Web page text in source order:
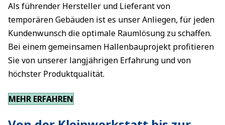
Als führender Hersteller und Lieferant von
temporären Gebäuden ist es unser Anliegen, für jeden
Kundenwunsch die optimale Raumlösung zu schaffen.
Bei einem gemeinsamen Hallenbauprojekt profitieren
Sie von unserer langjährigen Erfahrung und von
höchster Produktqualität.
MEHR ERFAHREN